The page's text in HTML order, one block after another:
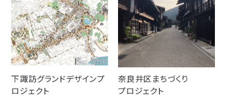
下諏訪グランドデザインプ
ロジェクト
奈良井区 まちづくり
プロジェクト